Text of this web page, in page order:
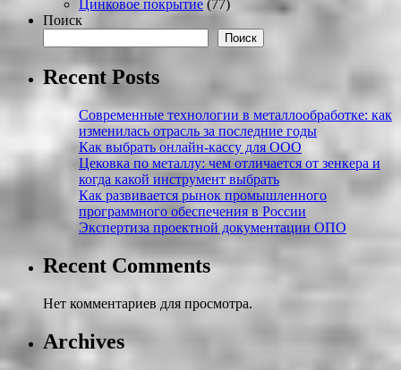
Цинковое покрытие (77)
Поиск
Поиск
Recent Posts
Современные технологии в металлообработке: как
изменилась отрасль за последние годы
Как выбрать онлайн-кассу для ООО
Цековка по металлу: чем отличается от зенкера и
когда какой инструмент выбрать
Как развивается рынок промышленного
программного обеспечения в России
Экспертиза проектной документации ОПО
Recent Comments
Нет комментариев для просмотра.
Archives